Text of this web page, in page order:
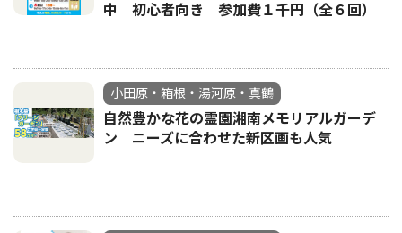
中 初心者向き 参加費１千円（全６回）
小田原・箱根・湯河原・真鶴
自然豊かな花の霊園湘南メモリアルガーデ
ン ニーズに合わせた新区画も人気